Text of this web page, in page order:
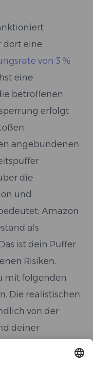
dort eine
von 3 %
eine
betroffenen
erfolgt
angebundenen
die
und
Amazon
als
ist dein Puffer
Risiken.
mit folgenden
Die realistischen
von der
deiner